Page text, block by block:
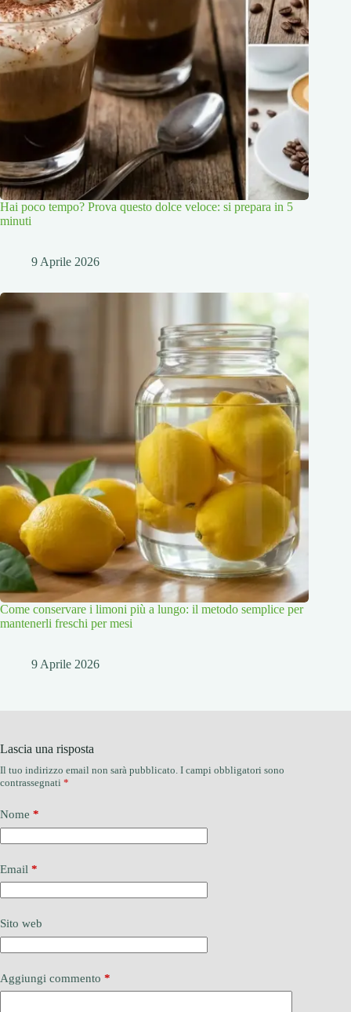
Hai poco tempo? Prova questo dolce veloce: si prepara in 5
minuti
9 Aprile 2026
Come conservare i limoni più a lungo: il metodo semplice per
mantenerli freschi per mesi
9 Aprile 2026
Lascia una risposta
Il tuo indirizzo email non sarà pubblicato. I campi obbligatori sono
contrassegnati *
Nome *
Email *
Sito web
Aggiungi commento *